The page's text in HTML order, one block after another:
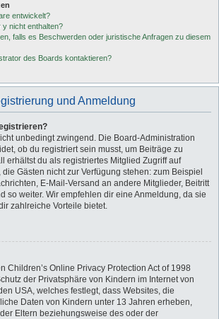
entwickelt?
nicht enthalten?
falls es Beschwerden oder juristische Anfragen zu diesem
des Boards kontaktieren?
und Anmeldung
unbedingt zwingend. Die Board-Administration
ob du registriert sein musst, um Beiträge zu
erhältst du als registriertes Mitglied Zugriff auf
Gästen nicht zur Verfügung stehen: zum Beispiel
E-Mail-Versand an andere Mitglieder, Beitritt
so weiter. Wir empfehlen dir eine Anmeldung, da sie
zahlreiche Vorteile bietet.
Children’s Online Privacy Protection Act of 1998
der Privatsphäre von Kindern im Internet von
USA, welches festlegt, dass Websites, die
Daten von Kindern unter 13 Jahren erheben,
Eltern beziehungsweise des oder der